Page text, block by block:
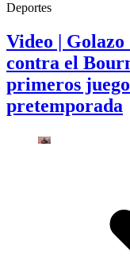
Deportes
Video | Golazo
contra el
primeros
pretemporada